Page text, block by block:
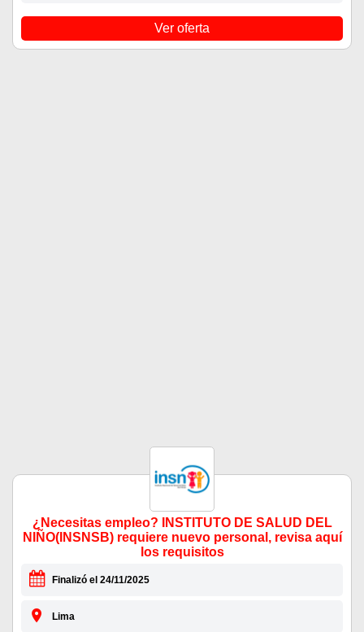
Ver oferta
¿Necesitas empleo? INSTITUTO DE SALUD DEL
NIÑO(INSNSB) requiere nuevo personal, revisa aquí
los requisitos
Finalizó el 24/11/2025
Lima